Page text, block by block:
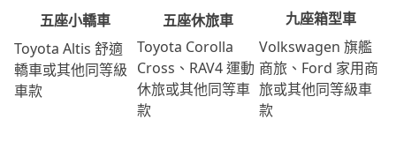
五座小轎車
Toyota Altis 舒適
轎車或其他同等級
車款
五座休旅車
Toyota Corolla
Cross、RAV4 運動
休旅或其他同等車
款
九座箱型車
Volkswagen 旗艦
商旅、Ford 家用商
旅或其他同等級車
款